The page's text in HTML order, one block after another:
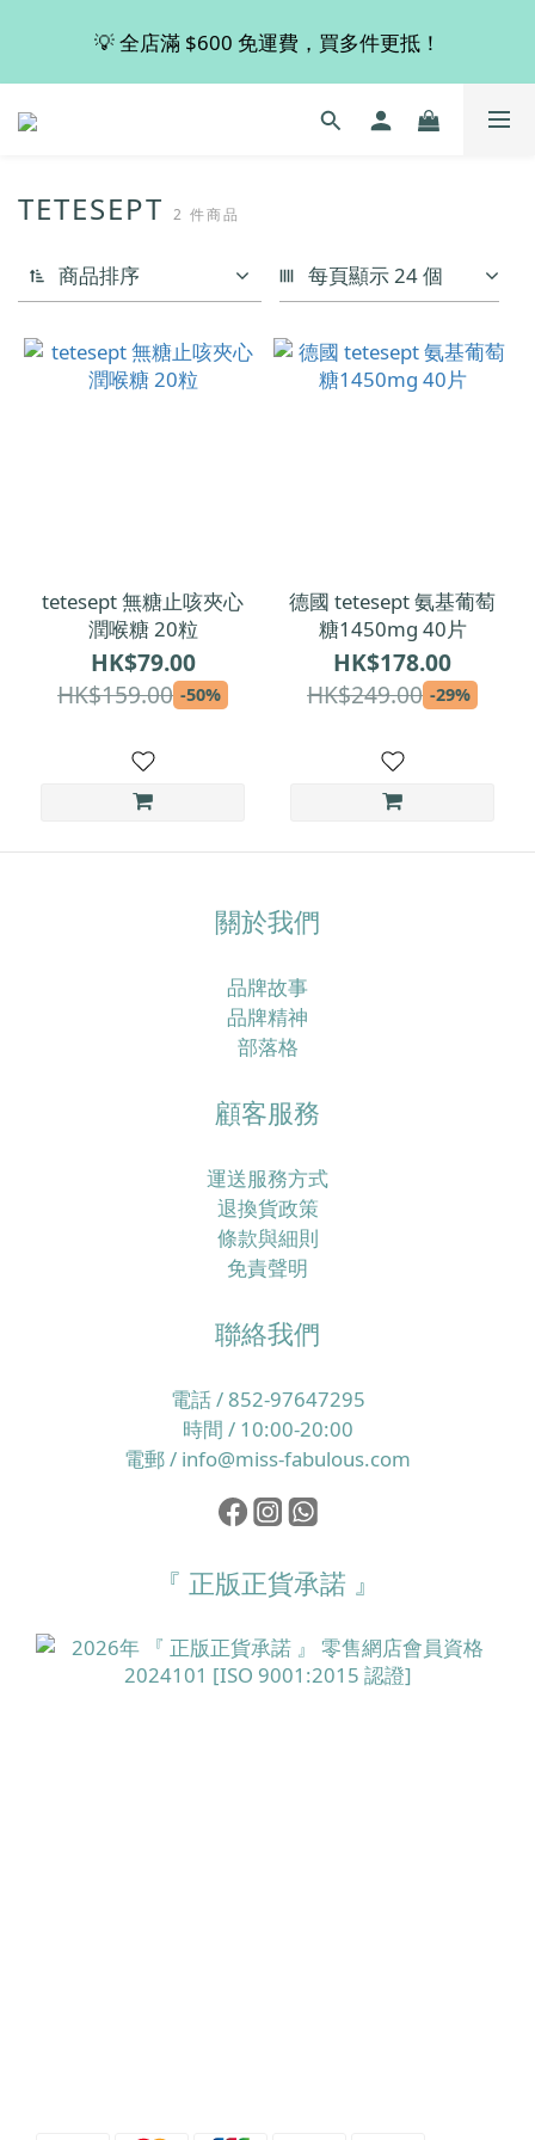
💡 全店滿 $600 免運費，買多件更抵！
💡 全店滿 $600 免運費，買多件更抵！
🚚 購買 德國 Viscontour 指定產品👉🏻即享有8折優惠！
📢📢📢 Miss Fabulous 8月暫停德國代購服務，於9月
回復正常。
💡 全店滿 $600 免運費，買多件更抵！
TETESEPT 2 件商品
商品排序 每頁顯示 24 個
tetesept 無糖止咳夾心
潤喉糖 20粒
HK$79.00
HK$159.00 -50%
德國 tetesept 氨基葡萄
糖1450mg 40片
HK$178.00
HK$249.00 -29%
關於我們
品牌故事
品牌精神
部落格
顧客服務
運送服務方式
退換貨政策
條款與細則
免責聲明
聯絡我們
電話 / 852-97647295
時間 / 10:00-20:00
電郵 / info@miss-fabulous.com
『 正版正貨承諾 』